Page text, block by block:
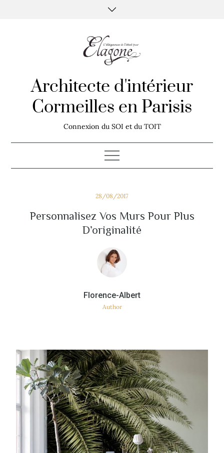
Architecte d'intérieur
Cormeilles en Parisis
Connexion du SOI et du TOIT
Posted
28/08/2017
Personnalisez Vos Murs Pour Plus
D’originalité
Author